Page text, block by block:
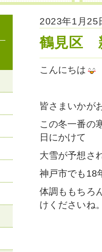
2023年1月
鶴見区
こんにちは
皆さまいかが
この冬一番の
日にかけて
大雪が予想さ
神戸市でも18
体調ももちろ
けくださいね